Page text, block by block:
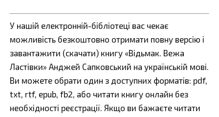
У нашій електронній-бібліотеці вас чекає
можливість безкоштовно отримати повну версію і
завантажити (скачати) книгу «Відьмак. Вежа
Ластівки» Анджей Сапковський на українській мові.
Ви можете обрати один з доступних форматів: pdf,
txt, rtf, epub, fb2, або читати книгу онлайн без
необхідності реєстрації. Якщо ви бажаєте читати